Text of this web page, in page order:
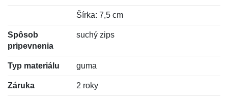
Šírka: 7,5 cm
Spôsob
pripevnenia
suchý zips
Typ materiálu guma
Záruka 2 roky